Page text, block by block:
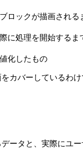
ロックが描画される
に処理を開始するま
化したもの
カバーしているわ
ータと、実際にユ